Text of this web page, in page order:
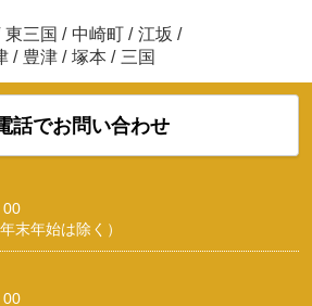
東三国 / 中崎町 / 江坂 /
/ 豊津 / 塚本 / 三国
話でお問い合わせ
00
末年始は除く）
00